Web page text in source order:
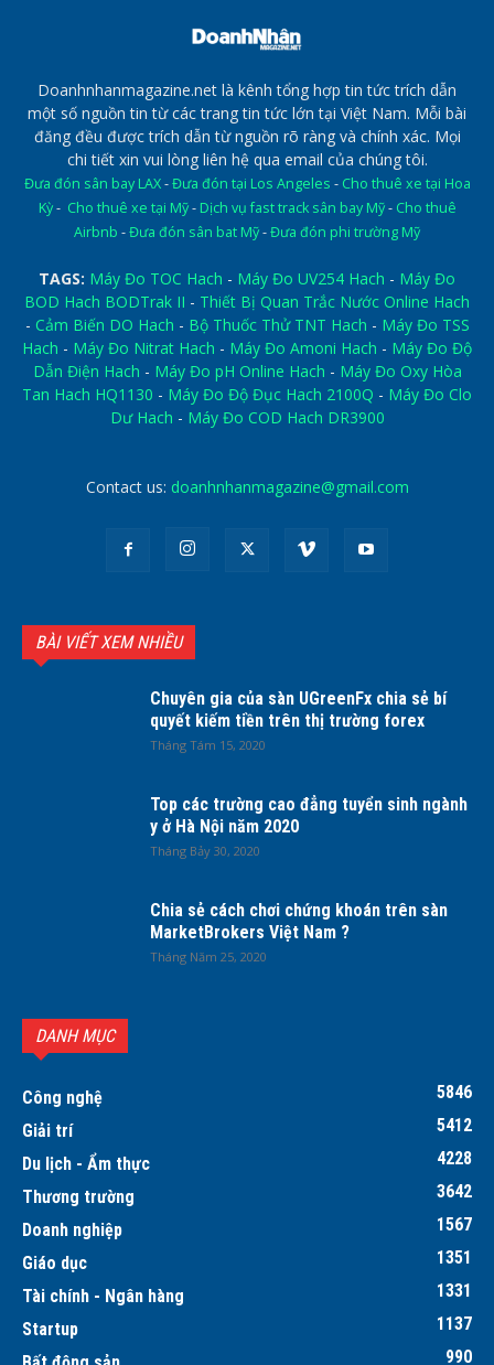
Doanhnhanmagazine.net là kênh tổng hợp tin tức trích dẫn
một số nguồn tin từ các trang tin tức lớn tại Việt Nam. Mỗi bài
đăng đều được trích dẫn từ nguồn rõ ràng và chính xác. Mọi
chi tiết xin vui lòng liên hệ qua email của chúng tôi.
Đưa đón sân bay LAX-Đưa đón tại Los Angeles - Cho thuê xe tại Hoa
Kỳ- Cho thuê xe tại Mỹ- Dịch vụ fast track sân bay Mỹ- Cho thuê
Airbnb -Đưa đón sân bat Mỹ-Đưa đón phi trường Mỹ
TAGS: Máy Đo TOC Hach - Máy Đo UV254 Hach - Máy Đo
BOD Hach BODTrak II - Thiết Bị Quan Trắc Nước Online Hach
- Cảm Biến DO Hach - Bộ Thuốc Thử TNT Hach - Máy Đo TSS
Hach - Máy Đo Nitrat Hach - Máy Đo Amoni Hach - Máy Đo Độ
Dẫn Điện Hach - Máy Đo pH Online Hach - Máy Đo Oxy Hòa
Tan Hach HQ1130 - Máy Đo Độ Đục Hach 2100Q - Máy Đo Clo
Dư Hach - Máy Đo COD Hach DR3900
Contact us: doanhnhanmagazine@gmail.com
BÀI VIẾT XEM NHIỀU
Chuyên gia của sàn UGreenFx chia sẻ bí
quyết kiếm tiền trên thị trường forex
Tháng Tám 15, 2020
Top các trường cao đẳng tuyển sinh ngành
y ở Hà Nội năm 2020
Tháng Bảy 30, 2020
Chia sẻ cách chơi chứng khoán trên sàn
MarketBrokers Việt Nam ?
Tháng Năm 25, 2020
DANH MỤC
Công nghệ
5846
Giải trí
5412
Du lịch - Ẩm thực
4228
Thương trường
3642
Doanh nghiệp
1567
Giáo dục
1351
Tài chính - Ngân hàng
1331
Startup
1137
990